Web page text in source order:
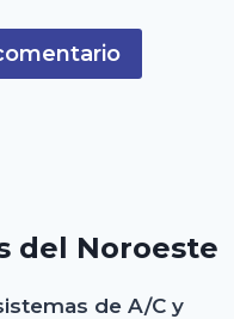
del Noroeste
de A/C y